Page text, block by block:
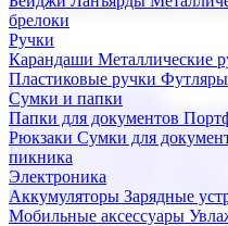
брелоки
Ручки
Карандаши Металлические
Пластиковые ручки Футляры
Сумки и папки
Папки для документов
Рюкзаки Сумки для
пикника
Электроника
Аккумуляторы Зарядные
Мобильные аксессуары
продукцию для бизнеса,
Подарочные наборы
Бизнес наборыКофейные
Наборы из кожиНаборы
Наборы с бутылками для
Наборы с кружками
флешкамиНовогодние